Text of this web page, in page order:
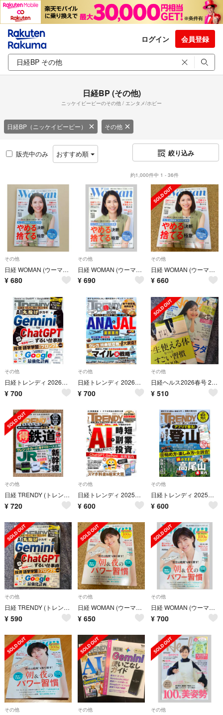
ログイン 会員登録
日経BP (その他)
ニッケイビーピーのその他 / エンタメ/ホビー
日経BP（ニッケイビーピー） その他
販売中のみ おすすめ順 絞り込み
約1,000件中 1 - 36件
その他
日経 WOMAN (ウーマン) 2026年 09月号 [雑誌]
¥ 680
その他
日経 WOMAN (ウーマン) 2026年 09月号 [雑誌]
¥ 690
その他
日経 WOMAN (ウーマン) 2026年 09月号 [雑誌]
¥ 660
その他
日経トレンディ 2026年4月号 No.551 ☆Gemini VS ChatGPT☆ ＊
¥ 700
その他
日経トレンディ 2026年3月号 No.550 ☆得するANA＆JAL☆ ＊
¥ 700
その他
日経ヘルス2026春号 2026年 04月号 [雑誌]
¥ 510
その他
日経 TRENDY (トレンディ) 2026年 07月号 [雑誌]
¥ 720
その他
日経トレンディ 2025年7月号 No.542 ☆得する稼げるAI実践講座☆ ＊
¥ 600
その他
日経トレンディ 2025年5月号 No.540 ☆親切すぎる登山 最新入門☆ ＊
¥ 600
その他
日経 TRENDY (トレンディ) 2026年 04月号 [雑誌]
¥ 590
その他
日経 WOMAN (ウーマン) 2026年 08月号 [雑誌]
¥ 650
その他
日経 WOMAN (ウーマン) 2026年 08月号 [雑誌]
¥ 700
その他 その他 その他